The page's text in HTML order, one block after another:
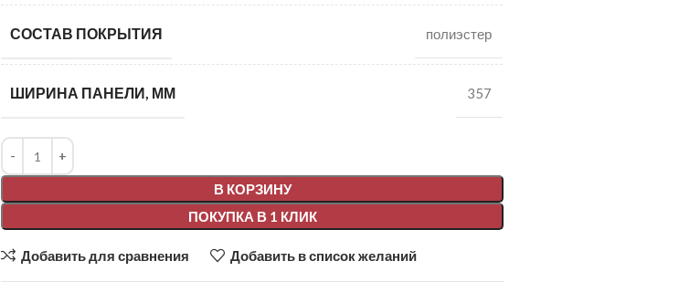
СОСТАВ ПОКРЫТИЯ полиэстер
ШИРИНА ПАНЕЛИ, ММ 357
В КОРЗИНУ
ПОКУПКА В 1 КЛИК
Alternative:
Добавить для сравнения Добавить в список желаний